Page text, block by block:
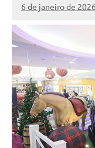
6 de janeiro de 2026
Marcelo
Fachin
390
comentários